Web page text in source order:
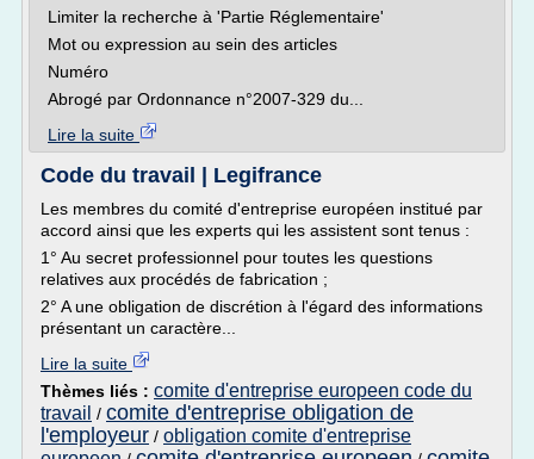
Limiter la recherche à 'Partie Réglementaire'
Mot ou expression au sein des articles
Numéro
Abrogé par Ordonnance n°2007-329 du...
Lire la suite
Code du travail | Legifrance
Les membres du comité d'entreprise européen institué par
accord ainsi que les experts qui les assistent sont tenus :
1° Au secret professionnel pour toutes les questions
relatives aux procédés de fabrication ;
2° A une obligation de discrétion à l'égard des informations
présentant un caractère...
Lire la suite
Thèmes liés : comite d'entreprise europeen code du
travail / comite d'entreprise obligation de
l'employeur / obligation comite d'entreprise